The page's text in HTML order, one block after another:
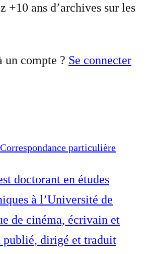
+10 ans d’archives sur les
un compte ? Se connecter
Correspondance particulière
doctorant en études
à l’Université de
de cinéma, écrivain et
publié, dirigé et traduit